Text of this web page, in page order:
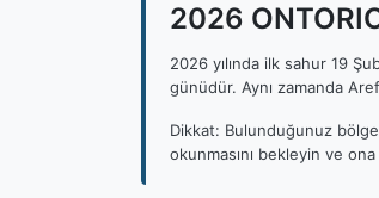
2026
2026 yılında ilk sahur 19
günüdür. Aynı zamanda
Dikkat: Bulunduğunuz
okunmasını bekleyin ve